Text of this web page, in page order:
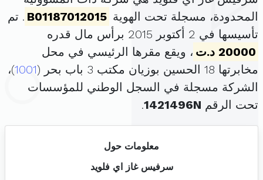
المحدودة، مسجلة تحت الهوية B01187012015 . تم
تأسيسها في 2 أكتوبر 2015 برأس مال قدره
20000 د.ت
، ويقع مقرها الرئيسي في محل
مخابرتها 18 الحسين بوزيان مكتب 3 باب بحر (
1001)،
الشركة مسجلة في السجل الوطني للمؤسسات
تحت الرقم 1421496N
.
معلومات حول
سرفيس غاز اي فلويد